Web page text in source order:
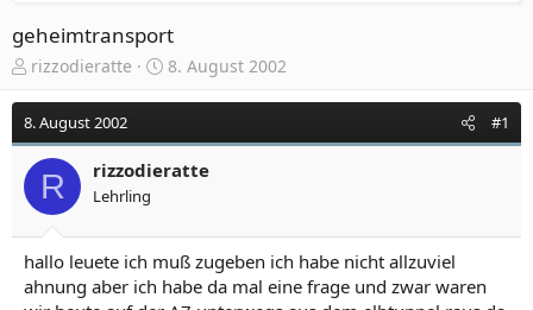
geheimtransport
E
s
t
l
r
rizzodieratte
E
s
l
a
m
8. August 2002
8. August 2002 #1
R rizzodieratte
Lehrling
hallo leuete ich muß zugeben ich habe nicht allzuviel
ahnung aber ich habe da mal eine frage und zwar waren